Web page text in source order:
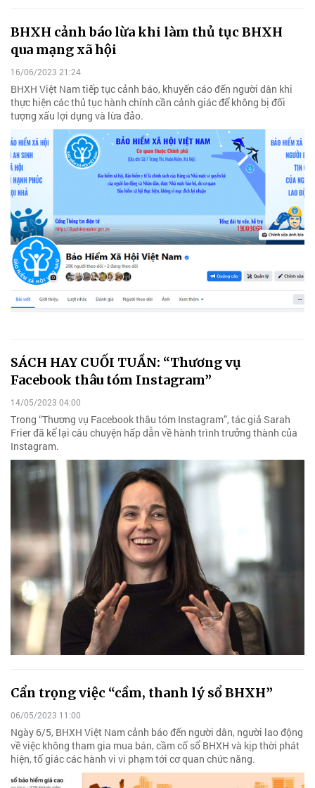
BHXH cảnh báo lừa khi làm thủ tục BHXH
qua mạng xã hội
16/06/2023 21:24
BHXH Việt Nam tiếp tục cảnh báo, khuyến cáo đến người dân khi
thực hiện các thủ tục hành chính cần cảnh giác để không bị đối
tượng xấu lợi dụng và lừa đảo.
SÁCH HAY CUỐI TUẦN: “Thương vụ
Facebook thâu tóm Instagram”
14/05/2023 04:00
Trong “Thương vụ Facebook thâu tóm Instagram”, tác giả Sarah
Frier đã kể lại câu chuyện hấp dẫn về hành trình trưởng thành của
Instagram.
Cẩn trọng việc “cầm, thanh lý sổ BHXH”
06/05/2023 11:00
Ngày 6/5, BHXH Việt Nam cảnh báo đến người dân, người lao động
về việc không tham gia mua bán, cầm cố sổ BHXH và kịp thời phát
hiện, tố giác các hành vi vi phạm tới cơ quan chức năng.